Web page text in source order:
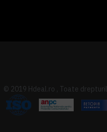
© 2019 Hdeal.ro , Toate